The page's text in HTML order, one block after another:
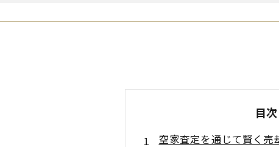
目次
空家査定を通じて賢く売